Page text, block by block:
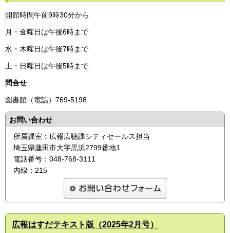
開館時間午前9時30分から
月・金曜日は午後6時まで
水・木曜日は午後7時まで
土・日曜日は午後5時まで
問合せ
図書館（電話）769-5198
お問い合わせ
所属課室：広報広聴課シティセールス担当
埼玉県蓮田市大字黒浜2799番地1
電話番号：048-768-3111
内線：215
広報はすだテキスト版（2025年2月号）